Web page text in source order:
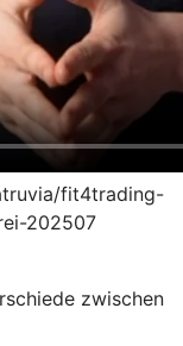
fit4trading-
202507
zwischen